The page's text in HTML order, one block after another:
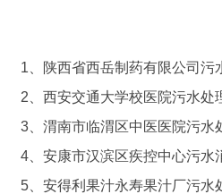
1、陕西省西岳制药有限公司污
2、西安交通大学校医院污水处
3、渭南市临渭区中医医院污水
4、安康市汉滨区疾控中心污水
5、安得利果汁永寿果汁厂污水